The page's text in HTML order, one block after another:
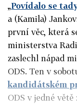
„Povídalo se
a (Kamila)
první věc, která
ministerstva
zaslechl nápad
ODS. Ten v
kandidátském
ODS v jedné